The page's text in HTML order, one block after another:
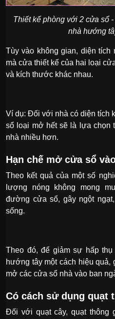
Thiết kế phòng với 2 cửa sổ
nhà hướng
Tùy vào không gian, diện tích
mà cửa thiết kế của hai loại
và kích thước khác nhau.
Ví dụ: Đối với nhà có diện tích
sổ loại mở hết sẽ là lựa chọn
nhà nhiều hơn.
Hạn chế mở cửa sổ
Theo kết quả của một số
lượng nóng không mong
đường cửa sổ, gây ngột
sống.
Theo đó, để giảm sự hấp
hướng tây một cách hiệu quả,
mở các cửa sổ nhà vào ban
Có cách sử dụng quạt
Đối với quạt cây, quạt thông